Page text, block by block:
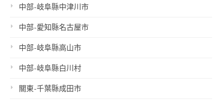
中部-岐阜縣中津川市
中部-愛知縣名古屋市
中部-岐阜縣高山市
中部-岐阜縣白川村
關東-千葉縣成田市